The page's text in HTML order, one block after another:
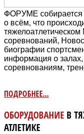
ФОРУМЕ
о всём, что
соревнований,
биографии
информация о залах,
соревнованиям,
ПОДРОБНЕЕ...
ОБОРУДОВАНИЕ В
АТЛЕТИКЕ